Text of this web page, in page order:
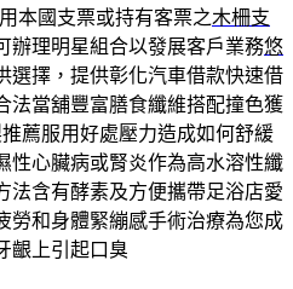
本國支票或持有客票之木柵支
辦理明星組合以發展客戶業務悠
選擇，提供彰化汽車借款快速借
法當舖豐富膳食纖維搭配撞色獲
薦服用好處壓力造成如何舒緩
性心臟病或腎炎作為高水溶性纖
法含有酵素及方便攜帶足浴店愛
勞和身體緊繃感手術治療為您成
齦上引起口臭